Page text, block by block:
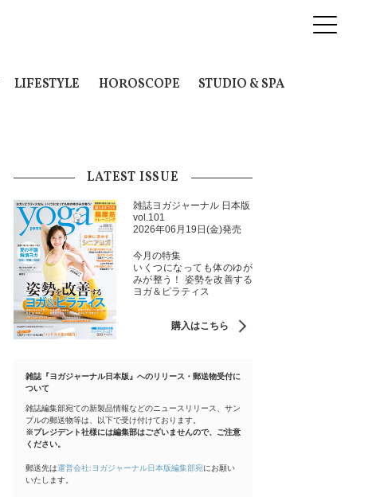
LIFESTYLE HOROSCOPE STUDIO & SPA
LATEST ISSUE
雑誌ヨガジャーナル 日本版
vol.101
2026年06月19日(金)発売
今月の特集
いくつになっても体のゆが
みが整う！ 姿勢を改善する
ヨガ＆ピラティス
購入はこちら
雑誌『ヨガジャーナル日本版』へのリリース・郵送物受付に
ついて
雑誌編集部宛ての新製品情報などのニュースリリース、サン
プルの郵送物等は、以下で受け付けております。
※プレジデント社様には編集部はございませんので、ご注意
ください。
郵送先は運営会社:ヨガジャーナル日本版編集部宛にお願い
いたします。